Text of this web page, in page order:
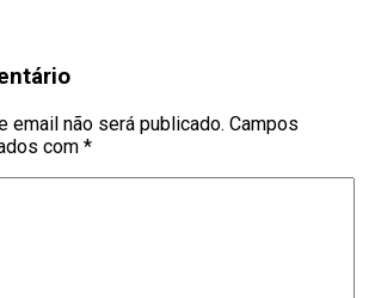
email não será publicado. Campos
com *